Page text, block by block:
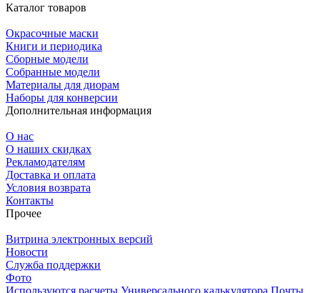
Каталог товаров
Окрасочные маски
Книги и периодика
Сборные модели
Собранные модели
Материалы для диорам
Наборы для конверсии
Дополнительная информация
О нас
О наших скидках
Рекламодателям
Доставка и оплата
Условия возврата
Контакты
Прочее
Витрина электронных версий
Новости
Служба поддержки
Фото
Используются расчеты Универсального калькулятора Почты